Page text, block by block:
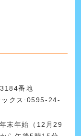
番地
ックス:0595-24-
末年始（12月29